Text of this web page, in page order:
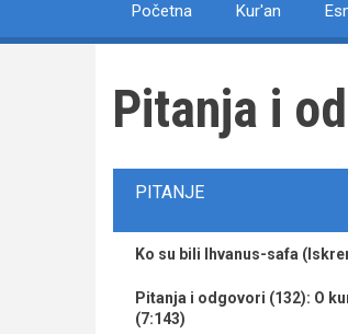
Main
Početna Kur'an
Pitanja i
PITANJE
Ko su bili Ihvanus-safa
Pitanja i odgovori (132): O
(7:143)